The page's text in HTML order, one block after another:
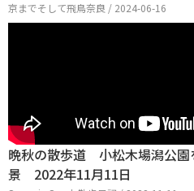
京までそして飛鳥奈良 / 2024-06-16
晩秋の散歩道 小松木場潟公園
景 2022年11月11日